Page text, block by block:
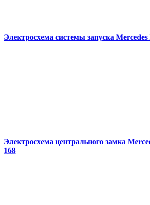
Электросхема системы запуска Mercedes
Электросхема центрального замка
168